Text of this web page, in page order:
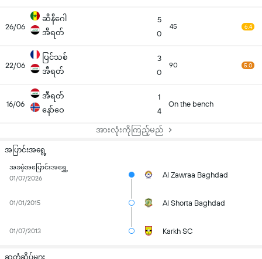
26/06
ဆီနီဂေါ
အီရတ်
5
0
45 6.4
22/06
ပြင်သစ်
အီရတ်
3
0
90 5.0
16/06
အီရတ်
နော်ဝေ
1
4
On the bench
အားလုံးကိုကြည့်မည်
အပြာင်းအရွေ့
အခမဲ့အပြောင်းအရွှေ့
01/07/2026
Al Zawraa Baghdad
01/01/2015 Al Shorta Baghdad
01/07/2013 Karkh SC
ဆုတံဆိပ်များ